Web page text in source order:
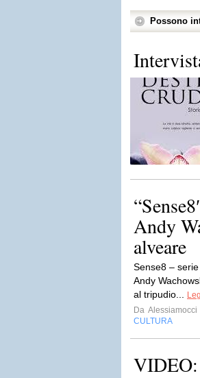
Possono
Andy
alveare
Sense8 –
Andy
al tripudio...
Da Alessiamocci
CULTURA
VIDEO: